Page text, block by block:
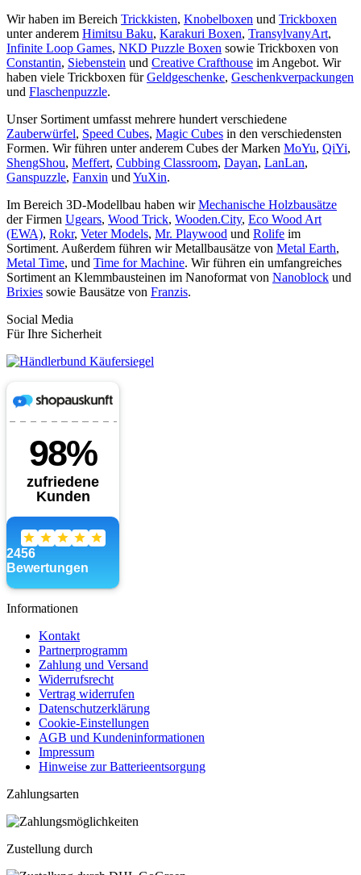
Wir haben im Bereich Trickkisten, Knobelboxen und Trickboxen
unter anderem Himitsu Baku, Karakuri Boxen, TransylvanyArt,
Infinite Loop Games, NKD Puzzle Boxen sowie Trickboxen von
Constantin, Siebenstein und Creative Crafthouse im Angebot. Wir
haben viele Trickboxen fürGeldgeschenke, Geschenkverpackungen
und Flaschenpuzzle.
Unser Sortiment umfasst mehrere hundert verschiedene
Zauberwürfel, Speed Cubes, Magic Cubes in den verschiedensten
Formen. Wir führen unter anderem Cubes der Marken MoYu, QiYi,
ShengShou, Meffert, Cubbing Classroom, Dayan, LanLan,
Ganspuzzle, Fanxin und YuXin.
Im Bereich 3D-Modellbau haben wirMechanische Holzbausätze
der Firmen Ugears, Wood Trick, Wooden.City, Eco Wood Art
(EWA), Rokr, Veter Models, Mr. Playwood und Rolife im
Sortiment. Außerdem führen wir Metallbausätze von Metal Earth,
Metal Time, und Time for Machine. Wir führen ein umfangreiches
Sortiment an Klemmbausteinen im Nanoformat von Nanoblock und
Brixies sowie Bausätze von Franzis.
Social Media
Für Ihre Sicherheit
Informationen
Kontakt
Partnerprogramm
Zahlung und Versand
Widerrufsrecht
Vertrag widerrufen
Datenschutzerklärung
Cookie-Einstellungen
AGB und Kundeninformationen
Impressum
Hinweise zur Batterieentsorgung
Zahlungsarten
Zustellung durch